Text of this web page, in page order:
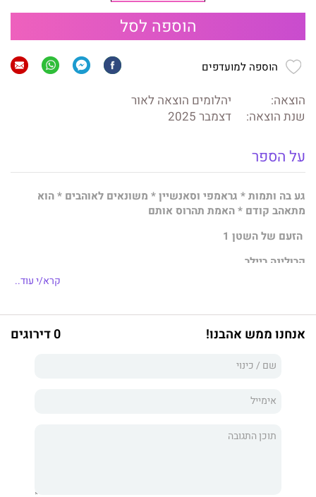
הוספה לסל
הוספה למועדפים
הוצאה:
יהלומים הוצאה לאור
שנת הוצאה:
דצמבר 2025
על הספר
גע בה ותמות * גראמפי וסאנשיין * משונאים לאוהבים * הוא
מתאהב קודם * האמת תהרוס אותם
הזעם של השטן 1
קרולינה ריילר
עשיתי טעות והייתי עדה למשהו שלא הייתי צריכה לראות. אומרים
שהסקרנות הרגה את החתול, במקרה שלי הסקרנות היא בראד קנדי,
השטן בכבודו ובעצמו. כל מי שמביט בבראד מרגיש את הסכנה אופפת
מוזר, אליי בראד מתייחס אחרת, וזה מבלבל אותי. השנאה שאני
שאודה שהוא קיים בי.
קרא/י עוד..
אנחנו ממש אהבנו! 0 דירוגים